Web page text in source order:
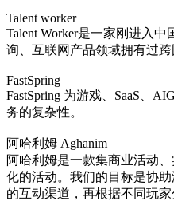
Talent worker
Talent Worker是一家刚进入
询、互联网产品领域拥有过
FastSpring
FastSpring 为游戏、SaaS、
务的复杂性。
阿哈利姆 Aghanim
阿哈利姆是一款集商业活动
化的活动。我们的目标是协
的互动渠道，再根据不同玩